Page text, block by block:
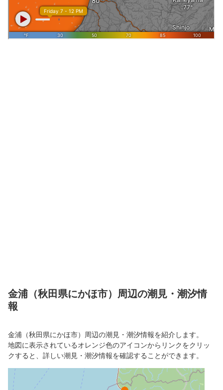
金浦（秋田県にかほ市）周辺の潮見・潮汐情
報
金浦（秋田県にかほ市）周辺の潮見・潮汐情報を紹介します。
地図に表示されているオレンジ色のアイコンからリンクをクリッ
クすると、詳しい潮見・潮汐情報を確認することができます。